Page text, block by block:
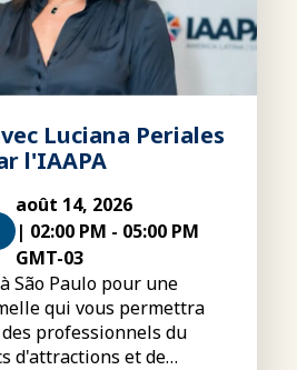
Luciana Periales
l'IAAPA
août 14, 2026
| 02:00 PM - 05:00 PM
GMT-03
São Paulo pour une
qui vous permettra
professionnels du
d'attractions et de